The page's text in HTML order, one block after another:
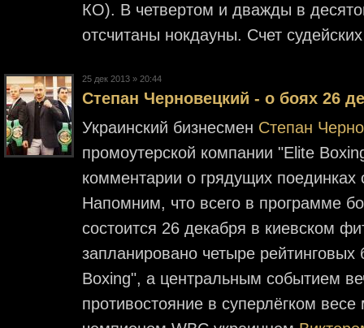
КО). В четвертом и дважды в
отсчитаны нокдауны. Счет
25 дек 2013 » 20:44
Степан Черновецкий - о боях 26
Украинский бизнесмен Степан
промоутерской компании "Elite
комментарии о грядущих поединках
Напомним, что всего в программе
состоится 26 декабря в киевском
запланировано четыре рейтинговых
Boxing", а центральным событием
противостояние в суперлёгком